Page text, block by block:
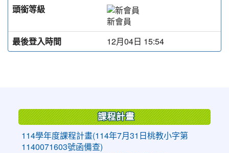
頭銜等級
新會員
最後登入時間
12月04日 15:54
課程計畫
114學年度課程計畫(114年7月31日桃教小字第
1140071603號函備查)